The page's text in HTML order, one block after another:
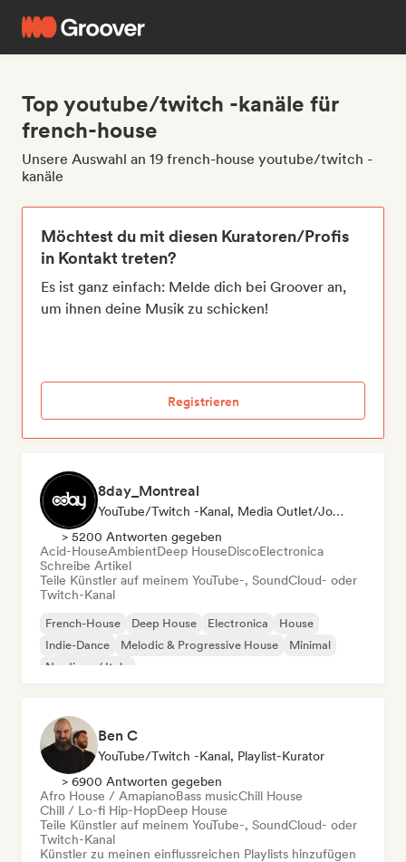
Top youtube/twitch -kanäle für
french-house
Unsere Auswahl an 19 french-house youtube/twitch -
kanäle
Möchtest du mit diesen Kuratoren/Profis
in Kontakt treten?
Es ist ganz einfach: Melde dich bei Groover an,
um ihnen deine Musik zu schicken!
Registrieren
8day_Montreal
YouTube/Twitch -Kanal, Media Outlet/Journalist
> 5200 Antworten gegeben
Acid-HouseAmbientDeep HouseDiscoElectronica
Schreibe Artikel
Teile Künstler auf meinem YouTube-, SoundCloud- oder
Twitch-Kanal
French-House Deep House Electronica
House
Indie-Dance
Melodic & Progressive House
Minimal
Nu-disco / Italo
Ben C
YouTube/Twitch -Kanal, Playlist-Kurator
> 6900 Antworten gegeben
Afro House / AmapianoBass musicChill House
Chill / Lo-fi Hip-HopDeep House
Teile Künstler auf meinem YouTube-, SoundCloud- oder
Twitch-Kanal
Künstler zu meinen einflussreichen Playlists hinzufügen